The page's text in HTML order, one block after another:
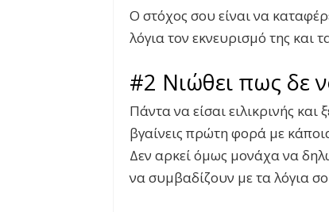
Ο στόχος σου είναι να
λόγια τον εκνευρισμό της
#2 Νιώθει πως δε
Πάντα να είσαι ειλικρινής και
βγαίνεις πρώτη φορά με
Δεν αρκεί όμως μονάχα να
να συμβαδίζουν με τα λόγια